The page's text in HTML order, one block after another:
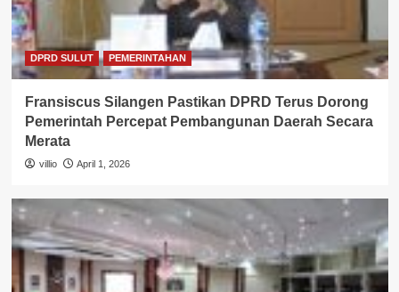
DPRD SULUT PEMERINTAHAN
Fransiscus Silangen Pastikan DPRD Terus Dorong
Pemerintah Percepat Pembangunan Daerah Secara
Merata
villio April 1, 2026